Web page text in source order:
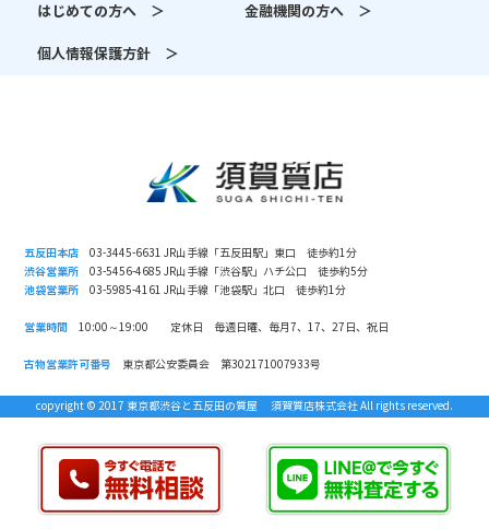
はじめての方へ ＞ 金融機関の方へ ＞
個人情報保護方針 ＞
五反田本店 03-3445-6631 JR山手線「五反田駅」東口 徒歩約1分
渋谷営業所 03-5456-4685 JR山手線「渋谷駅」ハチ公口 徒歩約5分
池袋営業所 03-5985-4161 JR山手線「池袋駅」北口 徒歩約1分
営業時間 10:00～19:00 定休日 毎週日曜、毎月7、17、27日、祝日
古物営業許可番号 東京都公安委員会 第302171007933号
copyright © 2017 東京都渋谷と五反田の質屋 須賀質店株式会社 All rights reserved.